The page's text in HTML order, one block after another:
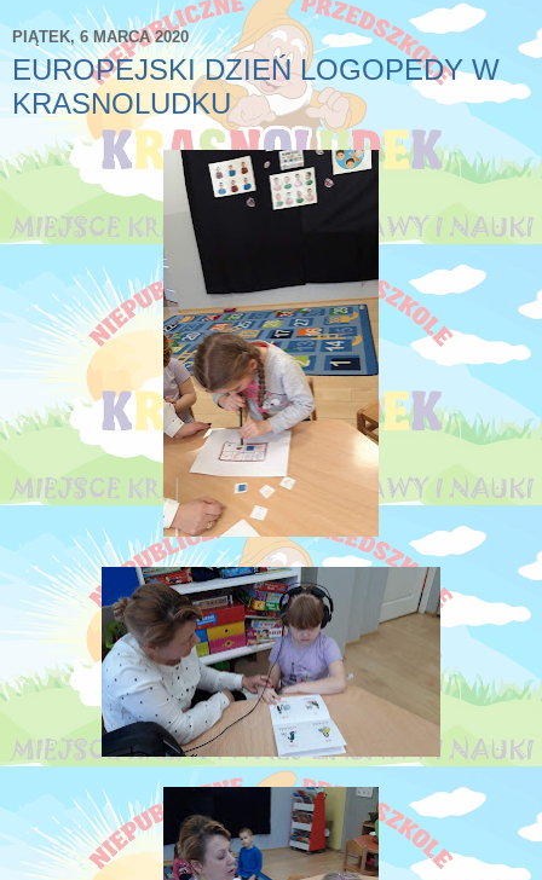
PIĄTEK, 6 MARCA 2020
EUROPEJSKI DZIEŃ LOGOPEDY W
KRASNOLUDKU